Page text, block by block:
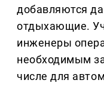
добавляются
отдыхающие.
инженеры
необходимым
числе для